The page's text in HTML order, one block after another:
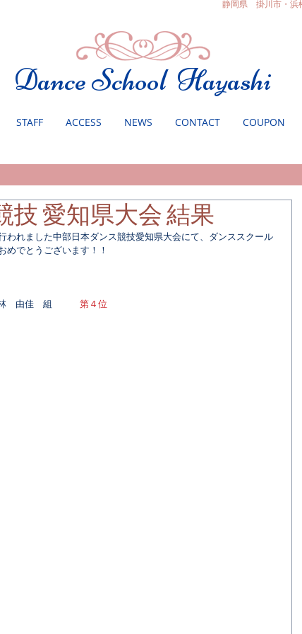
静岡県 掛川市・浜
Dance School Hayashi
STAFF ACCESS NEWS CONTACT COUPON
技 愛知県大会 結果
われました中部日本ダンス競技愛知県大会にて、ダンススクール
めでとうございます！！
林　由佳　組 第４位